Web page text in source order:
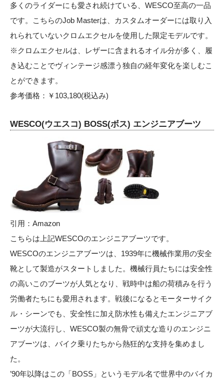
多くのライダーにも愛され続けている、WESCO至高の一品
です。こちらのJob Masterは、カスタムオーダーには取り入
れられていないクロムエクセルを使用した限定モデルです。
※クロムエクセルは、レザーに含まれるオイル分が多く、履
き込むことでヴィンテージ感漂う独自の経年変化を楽しむこ
とができます。
参考価格：￥103,180(税込み)
WESCO(ウエスコ) BOSS(ボス) エンジニアブーツ
引用： Amazon
こちらは上記WESCOのエンジニアブーツです。
WESCOのエンジニアブーツは、1939年に機械作業用の安全
靴として製造がスタートしました。機械行員たちには安全性
の高いこのブーツが人気となり、戦時中は船の荷積みを行う
労働者たちにも愛用されます。戦後になるとモーターサイク
ル・シーンでも、安全性に加え防水性も備えたエンジニアブ
ーツが大流行し、WESCO製の無骨で頑丈な造りのエンジニ
アブーツは、バイク乗りたちから熱狂的な支持を集めまし
た。
’90年以降はこの「BOSS」というモデル名で世界中のバイカ